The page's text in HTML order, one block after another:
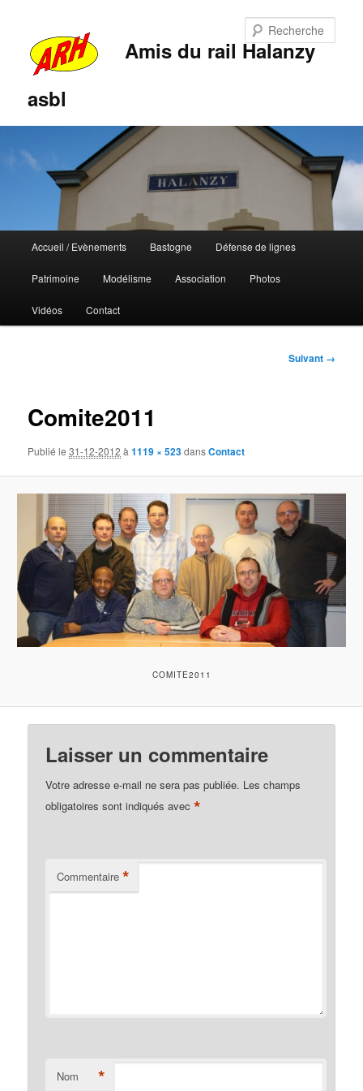
Amis du rail Halanzy
asbl
principal
Aller
au
contenu
Aller
au
contenu
Accueil / Evènements Bastogne Défense de lignes
Patrimoine Modélisme Association Photos
Vidéos Contact
Navigation
Suivant →
Comite2011
Publié le31-12-2012 à1119 × 523dansContact
COMITE2011
Laisser un commentaire
Votre adresse e-mail ne sera pas publiée. Les champs
obligatoires sont indiqués avec*
Commentaire *
Nom *